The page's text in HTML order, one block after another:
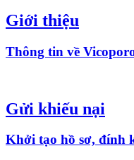
Giới thiệu
Thông tin về
Gửi khiếu nại
Khởi tạo hồ sơ, đính